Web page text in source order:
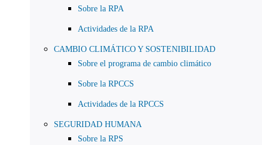
Sobre la RPA
Actividades de la RPA
CAMBIO CLIMÁTICO Y SOSTENIBILIDAD
Sobre el programa de cambio climático
Sobre la RPCCS
Actividades de la RPCCS
SEGURIDAD HUMANA
Sobre la RPS